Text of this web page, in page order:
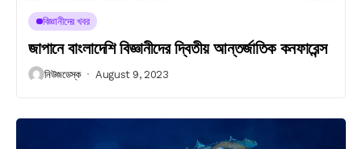
বিজ্ঞানীদের খবর
জাপানে বাংলাদেশি বিজ্ঞানীদের দ্বিতীয় আন্তর্জাতিক কনফারেন্স
নিউজডেস্ক August 9, 2023